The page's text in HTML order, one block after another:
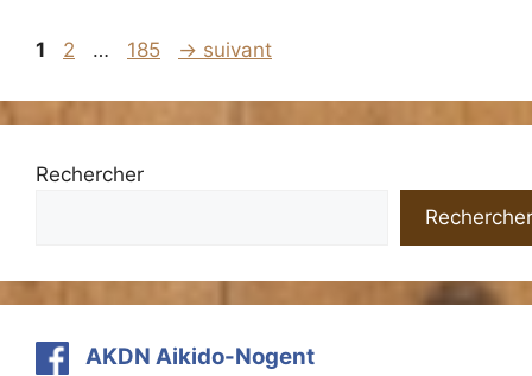
Page
1 Page
2 … Page
185 → suivant
Rechercher
Rechercher
AKDN Aikido-Nogent